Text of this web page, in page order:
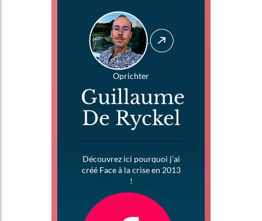
Oprichter
Guillaume
De Ryckel
Découvrez ici pourquoi j’ai
créé Face à la crise en 2013
!